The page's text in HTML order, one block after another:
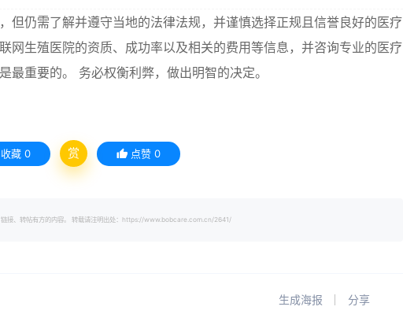
但仍需了解并遵守当地的法律法规，并谨慎选择正规且信誉良好的医疗
网生殖医院的资质、成功率以及相关的费用等信息，并咨询专业的医疗
重要的。 务必权衡利弊，做出明智的决定。
收藏 0 赏 点赞 0
链接、转帖有方的内容。 转载请注明出处：https://www.bobcare.com.cn/2641/
生成海报 分享